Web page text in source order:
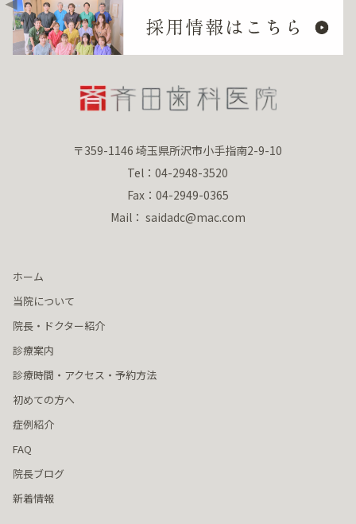
〒359-1146 埼玉県所沢市小手指南2-9-10
Tel：04-2948-3520
Fax：04-2949-0365
Mail： saidadc@mac.com
ホーム
当院について
院長・ドクター紹介
診療案内
診療時間・アクセス・予約方法
初めての方へ
症例紹介
FAQ
院長ブログ
新着情報